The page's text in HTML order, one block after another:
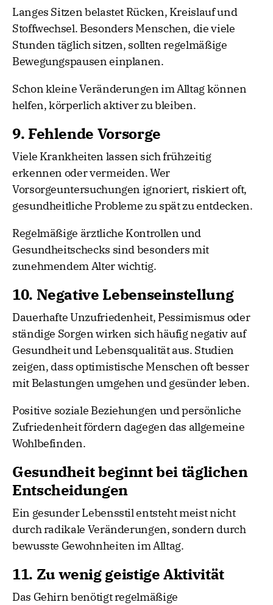
Langes Sitzen belastet Rücken, Kreislauf und
Stoffwechsel. Besonders Menschen, die viele
Stunden täglich sitzen, sollten regelmäßige
Bewegungspausen einplanen.
Schon kleine Veränderungen im Alltag können
helfen, körperlich aktiver zu bleiben.
9. Fehlende Vorsorge
Viele Krankheiten lassen sich frühzeitig
erkennen oder vermeiden. Wer
Vorsorgeuntersuchungen ignoriert, riskiert oft,
gesundheitliche Probleme zu spät zu entdecken.
Regelmäßige ärztliche Kontrollen und
Gesundheitschecks sind besonders mit
zunehmendem Alter wichtig.
10. Negative Lebenseinstellung
Dauerhafte Unzufriedenheit, Pessimismus oder
ständige Sorgen wirken sich häufig negativ auf
Gesundheit und Lebensqualität aus. Studien
zeigen, dass optimistische Menschen oft besser
mit Belastungen umgehen und gesünder leben.
Positive soziale Beziehungen und persönliche
Zufriedenheit fördern dagegen das allgemeine
Wohlbefinden.
Gesundheit beginnt bei täglichen
Entscheidungen
Ein gesunder Lebensstil entsteht meist nicht
durch radikale Veränderungen, sondern durch
bewusste Gewohnheiten im Alltag.
11. Zu wenig geistige Aktivität
Das Gehirn benötigt regelmäßige